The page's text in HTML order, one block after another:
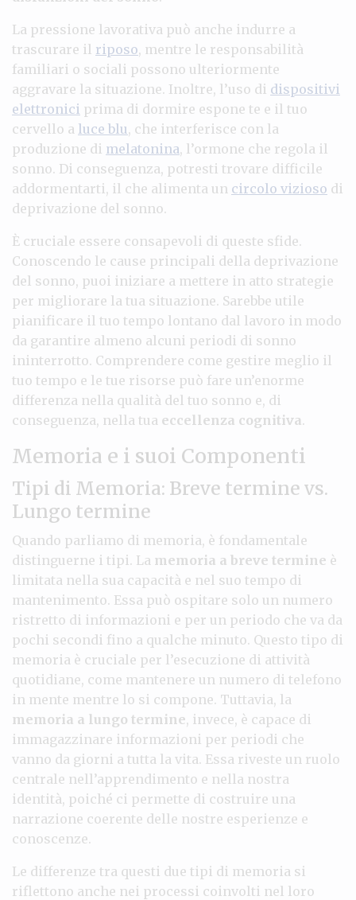
La pressione lavorativa può anche indurre a
trascurare il riposo, mentre le responsabilità
familiari o sociali possono ulteriormente
aggravare la situazione. Inoltre, l’uso di dispositivi
elettronici prima di dormire espone te e il tuo
cervello a luce blu, che interferisce con la
produzione di melatonina, l’ormone che regola il
sonno. Di conseguenza, potresti trovare difficile
addormentarti, il che alimenta un circolo vizioso di
deprivazione del sonno.
È cruciale essere consapevoli di queste sfide.
Conoscendo le cause principali della deprivazione
del sonno, puoi iniziare a mettere in atto strategie
per migliorare la tua situazione. Sarebbe utile
pianificare il tuo tempo lontano dal lavoro in modo
da garantire almeno alcuni periodi di sonno
ininterrotto. Comprendere come gestire meglio il
tuo tempo e le tue risorse può fare un’enorme
differenza nella qualità del tuo sonno e, di
conseguenza, nella tua eccellenza cognitiva.
Memoria e i suoi Componenti
Tipi di Memoria: Breve termine vs.
Lungo termine
Quando parliamo di memoria, è fondamentale
distinguerne i tipi. La memoria a breve termine è
limitata nella sua capacità e nel suo tempo di
mantenimento. Essa può ospitare solo un numero
ristretto di informazioni e per un periodo che va da
pochi secondi fino a qualche minuto. Questo tipo di
memoria è cruciale per l’esecuzione di attività
quotidiane, come mantenere un numero di telefono
in mente mentre lo si compone. Tuttavia, la
memoria a lungo termine, invece, è capace di
immagazzinare informazioni per periodi che
vanno da giorni a tutta la vita. Essa riveste un ruolo
centrale nell’apprendimento e nella nostra
identità, poiché ci permette di costruire una
narrazione coerente delle nostre esperienze e
conoscenze.
Le differenze tra questi due tipi di memoria si
riflettono anche nei processi coinvolti nel loro